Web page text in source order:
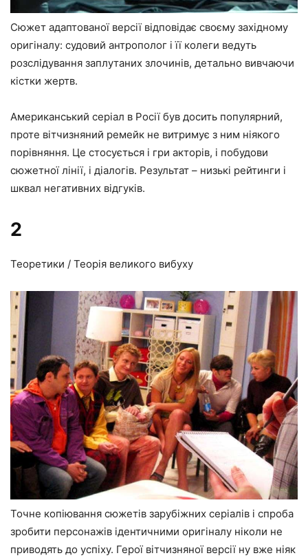
Сюжет адаптованої версії відповідає своєму західному
оригіналу: судовий антрополог і її колеги ведуть
розслідування заплутаних злочинів, детально вивчаючи
кістки жертв.
Американський серіал в Росії був досить популярний,
проте вітчизняний ремейк не витримує з ним ніякого
порівняння. Це стосується і гри акторів, і побудови
сюжетної лінії, і діалогів. Результат – низькі рейтинги і
шквал негативних відгуків.
2
Теоретики / Теорія великого вибуху
Точне копіювання сюжетів зарубіжних серіалів і спроба
зробити персонажів ідентичними оригіналу ніколи не
приводять до успіху. Герої вітчизняної версії ну вже ніяк